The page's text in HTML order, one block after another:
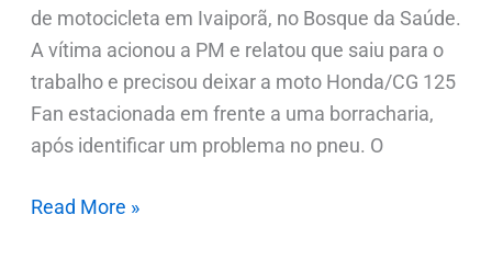
de motocicleta em Ivaiporã, no Bosque da Saúde.
A vítima acionou a PM e relatou que saiu para o
trabalho e precisou deixar a moto Honda/CG 125
Fan estacionada em frente a uma borracharia,
após identificar um problema no pneu. O
Read More »